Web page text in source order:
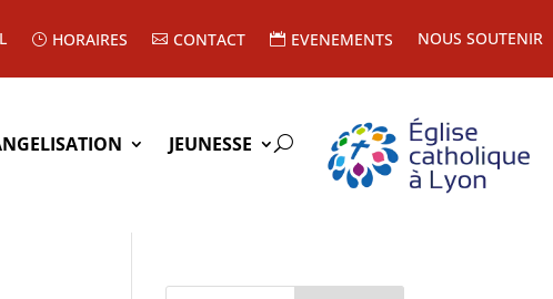
HORAIRES CONTACT EVENEMENTS NOUS SOUTENIR
JEUNESSE